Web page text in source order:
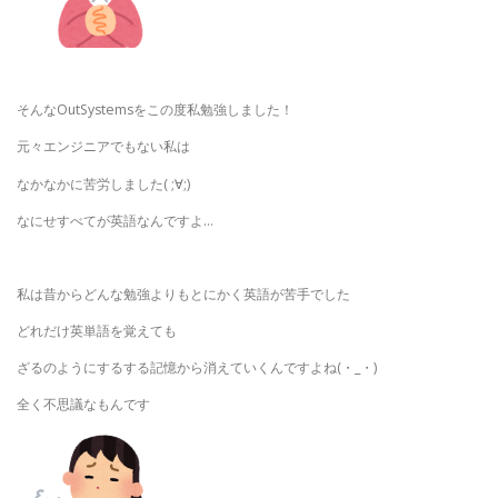
そんなOutSystemsをこの度私勉強しました！
元々エンジニアでもない私は
なかなかに苦労しました( ;∀;)
なにせすべてが英語なんですよ…
私は昔からどんな勉強よりもとにかく英語が苦手でした
どれだけ英単語を覚えても
ざるのようにするする記憶から消えていくんですよね(・_・)
全く不思議なもんです